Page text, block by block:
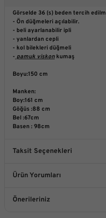
Görselde 36 (s) beden tercih
- Ön düğmeleri açılabilir.
- beli ayarlanabilir ipli
- yanlardan cepli
- kol bilekleri düğmeli
-pamuk viskon kumaş
Boyu:150 cm
Manken:
Boy:161 cm
Göğüs :88 cm
Bel :67cm
Basen : 98cm
Taksit Seçenekleri
Ürün Yorumları
Önerileriniz